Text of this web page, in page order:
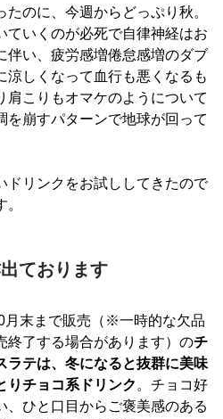
のに、今週からどっぷり秋。
ていくのが必死で自律神経はお
伴い、疲労感増倦怠感増のダブ
涼しくなって血行も悪くなるも
肩こりもオマケのようについて
を崩すパターンで地球が回って
リンクをお試ししてきたので
ております
末まで販売（※一時的な欠品
終了する場合があります）のチ
ラテは、冬になると抜群に美味
りチョコ系ドリンク 。チョコ好
、ひと口目からご褒美感のある